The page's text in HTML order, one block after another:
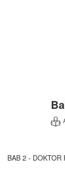
BAB 2 - DOKTOR